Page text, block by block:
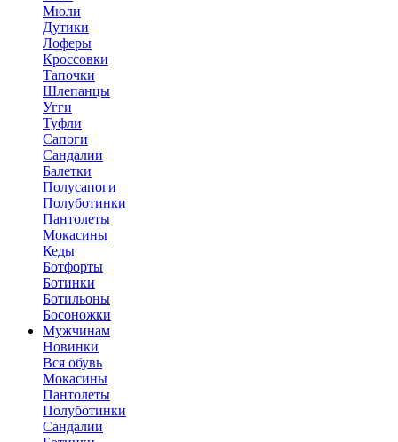
Мюли
Дутики
Лоферы
Кроссовки
Тапочки
Шлепанцы
Угги
Туфли
Сапоги
Сандалии
Балетки
Полусапоги
Полуботинки
Пантолеты
Мокасины
Кеды
Ботфорты
Ботинки
Ботильоны
Босоножки
Мужчинам
Новинки
Вся обувь
Мокасины
Пантолеты
Полуботинки
Сандалии